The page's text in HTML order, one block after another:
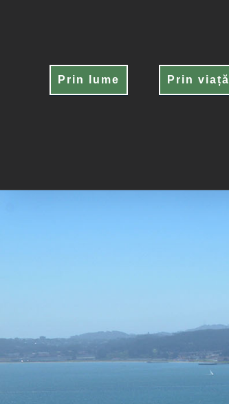
Prin lume Prin viață